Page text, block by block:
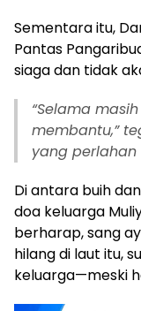
Sementara itu,
Pantas
siaga dan tidak
“Selama
membantu,”
yang
Di antara buih
doa keluarga
berharap, sang
hilang di laut itu,
keluarga—meski